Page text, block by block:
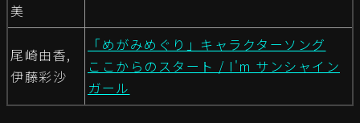
美
尾崎由香,
伊藤彩沙
「めがみめぐり」キャラクターソング
ここからのスタート / I'm サンシャイン
ガール